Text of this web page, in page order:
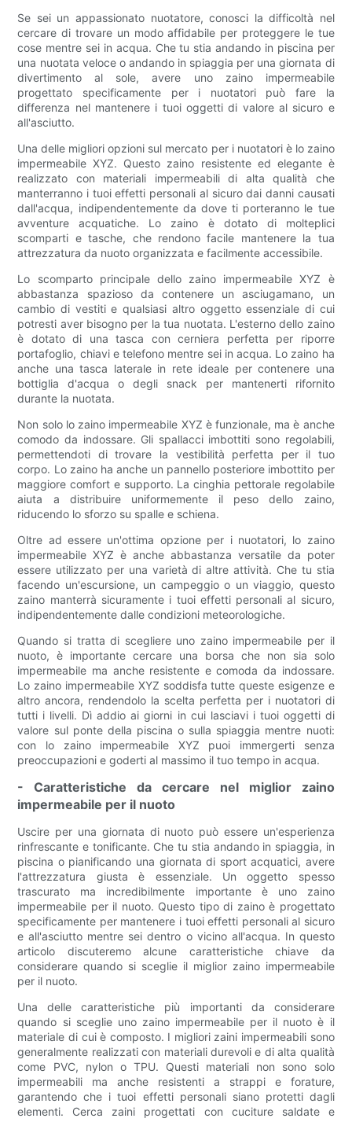
Se sei un appassionato nuotatore, conosci la difficoltà nel
cercare di trovare un modo affidabile per proteggere le tue
cose mentre sei in acqua. Che tu stia andando in piscina per
una nuotata veloce o andando in spiaggia per una giornata di
divertimento al sole, avere uno zaino impermeabile
progettato specificamente per i nuotatori può fare la
differenza nel mantenere i tuoi oggetti di valore al sicuro e
all'asciutto.
Una delle migliori opzioni sul mercato per i nuotatori è lo zaino
impermeabile XYZ. Questo zaino resistente ed elegante è
realizzato con materiali impermeabili di alta qualità che
manterranno i tuoi effetti personali al sicuro dai danni causati
dall'acqua, indipendentemente da dove ti porteranno le tue
avventure acquatiche. Lo zaino è dotato di molteplici
scomparti e tasche, che rendono facile mantenere la tua
attrezzatura da nuoto organizzata e facilmente accessibile.
Lo scomparto principale dello zaino impermeabile XYZ è
abbastanza spazioso da contenere un asciugamano, un
cambio di vestiti e qualsiasi altro oggetto essenziale di cui
potresti aver bisogno per la tua nuotata. L'esterno dello zaino
è dotato di una tasca con cerniera perfetta per riporre
portafoglio, chiavi e telefono mentre sei in acqua. Lo zaino ha
anche una tasca laterale in rete ideale per contenere una
bottiglia d'acqua o degli snack per mantenerti rifornito
durante la nuotata.
Non solo lo zaino impermeabile XYZ è funzionale, ma è anche
comodo da indossare. Gli spallacci imbottiti sono regolabili,
permettendoti di trovare la vestibilità perfetta per il tuo
corpo. Lo zaino ha anche un pannello posteriore imbottito per
maggiore comfort e supporto. La cinghia pettorale regolabile
aiuta a distribuire uniformemente il peso dello zaino,
riducendo lo sforzo su spalle e schiena.
Oltre ad essere un'ottima opzione per i nuotatori, lo zaino
impermeabile XYZ è anche abbastanza versatile da poter
essere utilizzato per una varietà di altre attività. Che tu stia
facendo un'escursione, un campeggio o un viaggio, questo
zaino manterrà sicuramente i tuoi effetti personali al sicuro,
indipendentemente dalle condizioni meteorologiche.
Quando si tratta di scegliere uno zaino impermeabile per il
nuoto, è importante cercare una borsa che non sia solo
impermeabile ma anche resistente e comoda da indossare.
Lo zaino impermeabile XYZ soddisfa tutte queste esigenze e
altro ancora, rendendolo la scelta perfetta per i nuotatori di
tutti i livelli. Dì addio ai giorni in cui lasciavi i tuoi oggetti di
valore sul ponte della piscina o sulla spiaggia mentre nuoti:
con lo zaino impermeabile XYZ puoi immergerti senza
preoccupazioni e goderti al massimo il tuo tempo in acqua.
- Caratteristiche da cercare nel miglior zaino
impermeabile per il nuoto
Uscire per una giornata di nuoto può essere un'esperienza
rinfrescante e tonificante. Che tu stia andando in spiaggia, in
piscina o pianificando una giornata di sport acquatici, avere
l'attrezzatura giusta è essenziale. Un oggetto spesso
trascurato ma incredibilmente importante è uno zaino
impermeabile per il nuoto. Questo tipo di zaino è progettato
specificamente per mantenere i tuoi effetti personali al sicuro
e all'asciutto mentre sei dentro o vicino all'acqua. In questo
articolo discuteremo alcune caratteristiche chiave da
considerare quando si sceglie il miglior zaino impermeabile
per il nuoto.
Una delle caratteristiche più importanti da considerare
quando si sceglie uno zaino impermeabile per il nuoto è il
materiale di cui è composto. I migliori zaini impermeabili sono
generalmente realizzati con materiali durevoli e di alta qualità
come PVC, nylon o TPU. Questi materiali non sono solo
impermeabili ma anche resistenti a strappi e forature,
garantendo che i tuoi effetti personali siano protetti dagli
elementi. Cerca zaini progettati con cuciture saldate e